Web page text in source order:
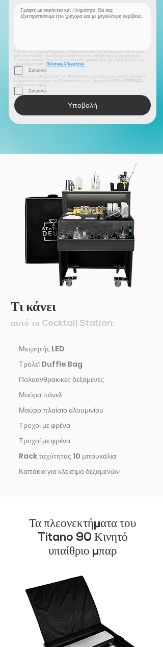
Δηλώνω ότι έχω συμπληρώσει το δέκατο έκτο έτος της ηλικίας μου, και αν είμαι
κάτω των δεκαέξι, έχω εξουσιοδοτηθεί από τον κάτοχο της γονικής μέριμνας.
Συνεπώς, συναινώ στην επεξεργασία των προσωπικών μου δεδομένων, όπως
περιγράφεται στην Πολιτική Απορρήτου.
Συναινώ
Συναινώ στην επεξεργασία των προσωπικών μου δεδομένων για την αποστολή
ενημερωτικών δελτίων και επικοινωνιών μέσω τηλεφώνου (sms, WhatsApp,
τηλεφωνική κλήση).
Συναινώ
Υποβολή
Τι κάνει
αυτό το Cocktail Station:
Μετρητής LED
Τρόλεϊ Duffle Bag
Πολυανθρακικές δεξαμενές
Μαύρα πάνελ
Μαύρο πλαίσιο αλουμινίου
Τροχοί με φρένα
Τροχοί με φρένα
Rack ταχύτητας 10 μπουκάλια
Καπάκια για κλείσιμο δεξαμενών
Τα πλεονεκτήματα του
Titano 90 Κινητό
υπαίθριο μπαρ